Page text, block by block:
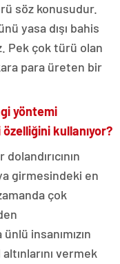
söz konusudur.
yasa dışı bahis
Pek çok türü olan
para üreten bir
yöntemi
kullanıyor?
girmesindeki en
çok
insanımızın
vermek